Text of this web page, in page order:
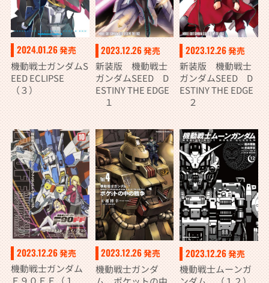
2024.01.26発売
機動戦士ガンダムS
EED ECLIPSE
（３）
2023.12.26発売
新装版 機動戦士
ガンダムSEED D
ESTINY THE EDGE
１
2023.12.26発売
新装版 機動戦士
ガンダムSEED D
ESTINY THE EDGE
２
2023.12.26発売
機動戦士ガンダム
Ｆ９０ＦＦ（１
2023.12.26発売
機動戦士ガンダ
2023.12.26発売
機動戦士ムーンガ